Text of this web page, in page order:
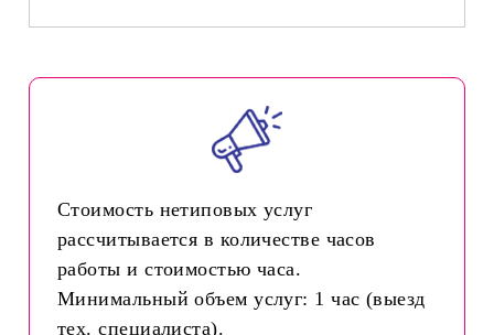
Стоимость нетиповых услуг
рассчитывается в количестве часов
работы и стоимостью часа.
Минимальный объем услуг: 1 час (выезд
тех. специалиста).